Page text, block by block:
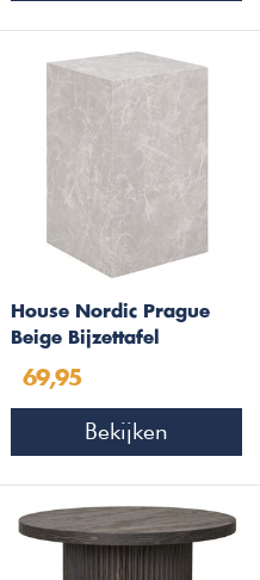
House Nordic Prague
Beige Bijzettafel
69,95
Bekijken